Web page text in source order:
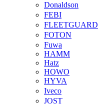
Donaldson
FEBI
FLEETGUARD
FOTON
Fuwa
HAMM
Hatz
HOWO
HYVA
Iveco
JOST